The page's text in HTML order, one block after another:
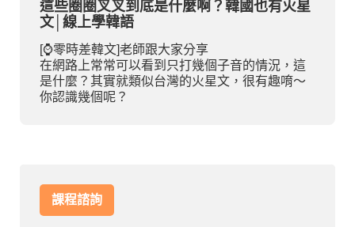
這些圈圈叉叉到底是什麼啊？韓國也有火星
文│線上學韓語
[⌚零時差韓文]老師跟大家分享
在網路上常常可以看到只打幾個子音的情況，這
是什麼？其實就類似台灣的火星文，很有趣唷～
你認識幾個呢？
課程諮詢